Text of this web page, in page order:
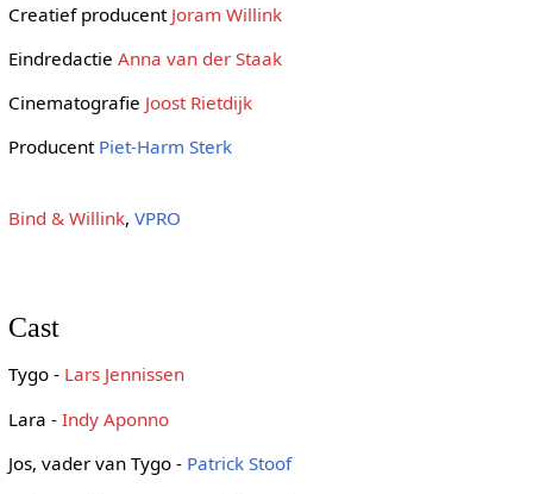
Creatief producent Joram Willink
Eindredactie Anna van der Staak
Cinematografie Joost Rietdijk
Producent Piet-Harm Sterk
Bind & Willink, VPRO
Cast
Tygo - Lars Jennissen
Lara - Indy Aponno
Jos, vader van Tygo - Patrick Stoof